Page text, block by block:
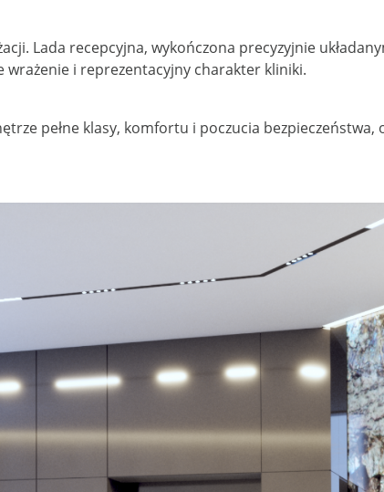
Lada recepcyjna, wykończona precyzyjnie
i reprezentacyjny charakter kliniki.
pełne klasy, komfortu i poczucia bezpieczeństwa,